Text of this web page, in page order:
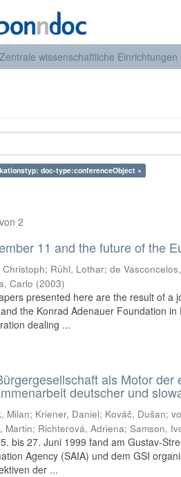
Zentrale wissenschaftliche Einrichtungen
doc-type:conferenceObject ×
2
11 and the future of the
Christoph; Rühl, Lothar;de
Carlo (2003)
presented here are the result of a
the Konrad Adenauer Foundation
dealing ...
als Motor
deutscher und
Milan; Kriener, Daniel; Kováč, Dušan;
Martin; Richterová, Adriena;Samson,
bis 27. Juni 1999 fand am Gustav-
Agency (SAIA) und dem GSI
der ...